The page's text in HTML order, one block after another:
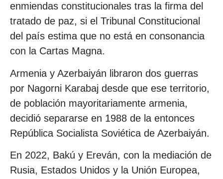
enmiendas constitucionales tras la firma del
tratado de paz, si el Tribunal Constitucional
del país estima que no está en consonancia
con la Cartas Magna.
Armenia y Azerbaiyán libraron dos guerras
por Nagorni Karabaj desde que ese territorio,
de población mayoritariamente armenia,
decidió separarse en 1988 de la entonces
República Socialista Soviética de Azerbaiyán.
En 2022, Bakú y Ereván, con la mediación de
Rusia, Estados Unidos y la Unión Europea,